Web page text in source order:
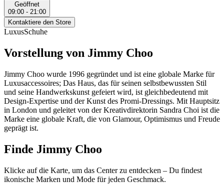
Geöffnet
09:00 - 21:00
Kontaktiere den Store
LuxusSchuhe
Vorstellung von Jimmy Choo
Jimmy Choo wurde 1996 gegründet und ist eine globale Marke für
Luxusaccessoires; Das Haus, das für seinen selbstbewussten Stil
und seine Handwerkskunst gefeiert wird, ist gleichbedeutend mit
Design-Expertise und der Kunst des Promi-Dressings. Mit Hauptsitz
in London und geleitet von der Kreativdirektorin Sandra Choi ist die
Marke eine globale Kraft, die von Glamour, Optimismus und Freude
geprägt ist.
Finde Jimmy Choo
Klicke auf die Karte, um das Center zu entdecken – Du findest
ikonische Marken und Mode für jeden Geschmack.